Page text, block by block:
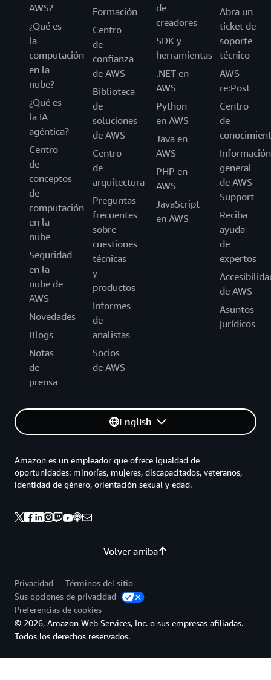
AWS?
¿Qué es
la
computación
en la
nube?
¿Qué es
la IA
agéntica?
Centro
de
conceptos
de
computación
en la
nube
Seguridad
en la
nube de
AWS
Novedades
Blogs
Notas
de
prensa
Formación
Centro
de
confianza
de AWS
Biblioteca
de
soluciones
de AWS
Centro
de
arquitectura
Preguntas
frecuentes
sobre
cuestiones
técnicas
y
productos
Informes
de
analistas
Socios
de AWS
de
creadores
SDK y
herramientas
.NET en
AWS
Python
en AWS
Java en
AWS
PHP en
AWS
JavaScript
en AWS
Abra un
ticket de
soporte
técnico
AWS
re:Post
Centro
de
Información
general
de AWS
Support
Reciba
ayuda
de
expertos
de AWS
Asuntos
jurídicos
English
Volver arriba
Amazon es un empleador que ofrece igualdad de
oportunidades: minorías, mujeres, discapacitados, veteranos,
identidad de género, orientación sexual y edad.
Privacidad
Términos del sitio
Sus opciones de privacidad
Preferencias de cookies
© 2026, Amazon Web Services, Inc. o sus empresas afiliadas.
Todos los derechos reservados.